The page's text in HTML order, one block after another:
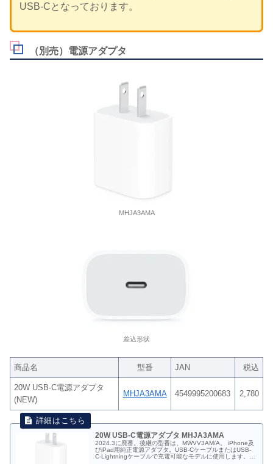
USB-Cとなっております。
（別売）電源アダプタ
MHJA3AMA
差込形状
商品名 型番 JAN 税込
20W USB-C電源アダプタ
(NEW)
MHJA3AMA 4549995200683 2,780
20W USB-C電源アダプタ MHJA3AMA
2024.3に廃番。後継の型番は、MWVV3AM/A。 iPhone及
びiPad用純正電源アダプタ。USB-CケーブルまたはUSB-
C-Lightningケーブルで充電可能なモデルに使用します。